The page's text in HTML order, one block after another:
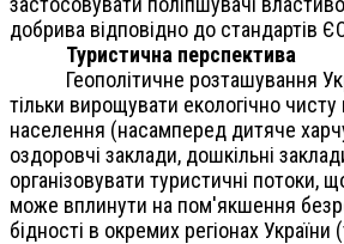
добрива відповідно до стандартів
Туристична перспектива
Геополітичне розташування
тільки вирощувати екологічно
населення (насамперед дитяче
оздоровчі заклади, дошкільні
організовувати туристичні потоки,
може вплинути на пом'якшення
бідності в окремих регіонах України